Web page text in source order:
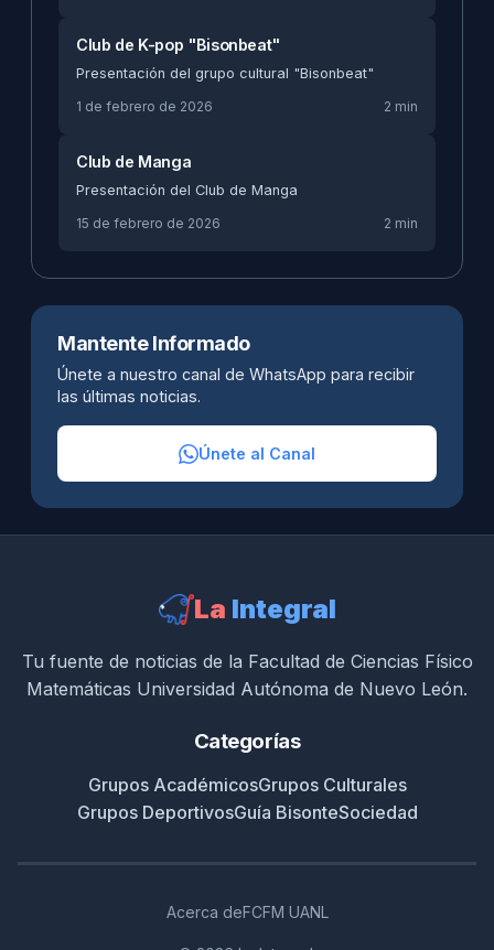
Club de K-pop "Bisonbeat"
Presentación del grupo cultural "Bisonbeat"
1 de febrero de 2026
2 min
Club de Manga
Presentación del Club de Manga
15 de febrero de 2026
2 min
Mantente Informado
Únete a nuestro canal de WhatsApp para recibir
las últimas noticias.
Únete al Canal
La Integral
Tu fuente de noticias de la Facultad de Ciencias Físico
Matemáticas Universidad Autónoma de Nuevo León.
Categorías
Grupos AcadémicosGrupos Culturales
Grupos DeportivosGuía BisonteSociedad
Acerca deFCFM UANL